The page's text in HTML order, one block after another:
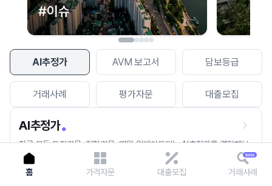
AI추정가 AVM 보고서 담보등급
거래사례 평가자문 대출모집
AI추정가
전국 모든 토지건물, 집합건물, 매월 업데이트되는 AI추정가를 경험해보
세요.
홈 가격자문 대출모집 거래사례